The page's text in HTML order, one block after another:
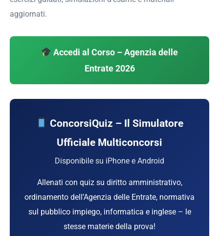
aggiornati.
Accedi al Corso – Agenzia delle
Entrate 2026
ConcorsiQuiz – Il Simulatore
Ufficiale Multiconcorsi
Disponibile su iPhone e Android
Allenati con quiz su diritto amministrativo,
ordinamento dell’Agenzia delle Entrate, normativa
sul pubblico impiego, informatica e inglese – le
stesse materie della prova!